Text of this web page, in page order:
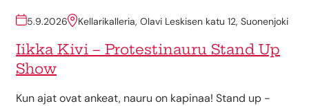
5.9.2026 Kellarikalleria, Olavi Leskisen katu 12, Suonenjoki
Iikka Kivi – Protestinauru Stand Up
Show
Kun ajat ovat ankeat, nauru on kapinaa! Stand up -